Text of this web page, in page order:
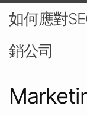
如何應對
銷公司